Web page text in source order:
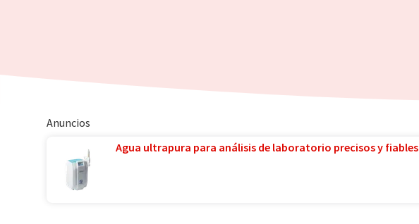
Anuncios
Agua ultrapura para análisis de laboratorio precisos y fiables